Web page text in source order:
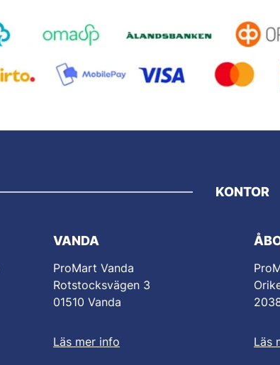
KONTOR
VANDA
ProMart Vanda
Rotstocksvägen 3
01510 Vanda
Läs mer info Läs